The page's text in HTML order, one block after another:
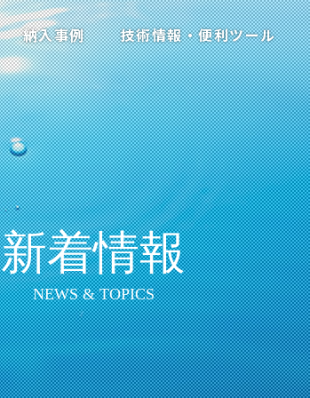
納入事例 技術情報・便利ツール
新着情報
NEWS & TOPICS